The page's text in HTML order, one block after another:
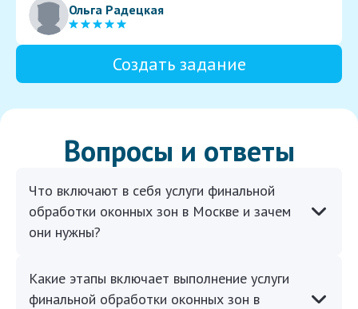
Ольга Радецкая
Создать задание
Вопросы и ответы
Что включают в себя услуги финальной
обработки оконных зон в Москве и зачем
они нужны?
Какие этапы включает выполнение услуги
финальной обработки оконных зон в